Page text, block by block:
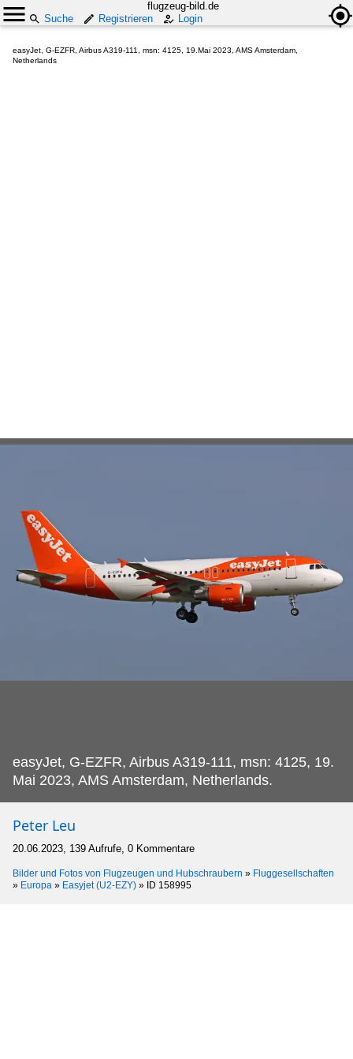
flugzeug-bild.de
Suche
Registrieren Login
easyJet, G-EZFR, Airbus A319-111, msn: 4125, 19.Mai 2023, AMS Amsterdam,
Netherlands
easyJet, G-EZFR, Airbus A319-111, msn: 4125, 19.
Mai 2023, AMS Amsterdam, Netherlands.
Peter Leu
20.06.2023, 139 Aufrufe, 0 Kommentare
Bilder und Fotos von Flugzeugen und Hubschraubern » Fluggesellschaften
» Europa » Easyjet (U2-EZY) » ID 158995